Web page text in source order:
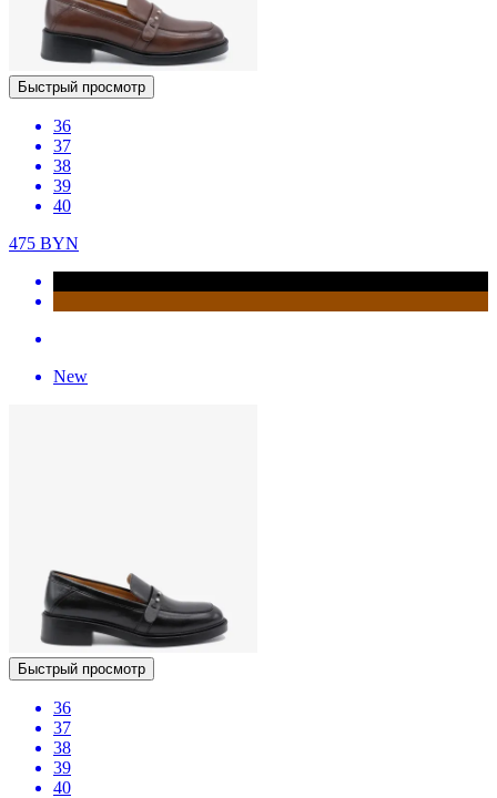
Быстрый просмотр
36
37
38
39
40
475 BYN
New
Быстрый просмотр
36
37
38
39
40